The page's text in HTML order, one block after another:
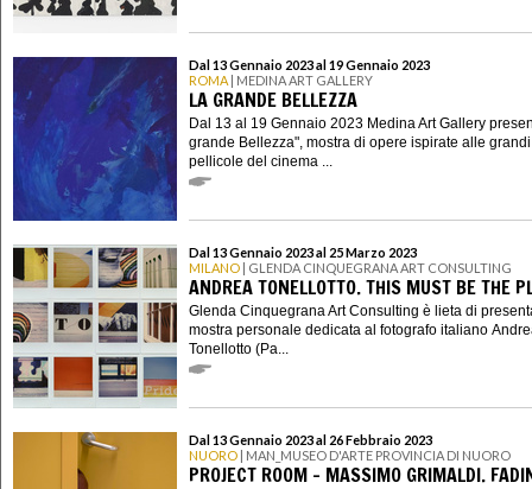
Dal 13 Gennaio 2023 al 19 Gennaio 2023
ROMA | MEDINA ART GALLERY
LA GRANDE BELLEZZA
Dal 13 al 19 Gennaio 2023 Medina Art Gallery
grande Bellezza", mostra di opere ispirate alle grandi
pellicole del cinema ...
Dal 13 Gennaio 2023 al 25 Marzo 2023
MILANO | GLENDA CINQUEGRANA ART CONSULTING
ANDREA TONELLOTTO. THIS MUST BE THE
Glenda Cinquegrana Art Consulting è lieta di
mostra personale dedicata al fotografo italiano
Tonellotto (Pa...
Dal 13 Gennaio 2023 al 26 Febbraio 2023
NUORO | MAN_MUSEO D'ARTE PROVINCIA DI NUORO
PROJECT ROOM - MASSIMO GRIMALDI.